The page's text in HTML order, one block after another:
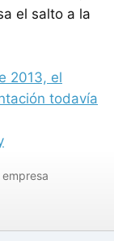
el salto a la
2013, el
todavía